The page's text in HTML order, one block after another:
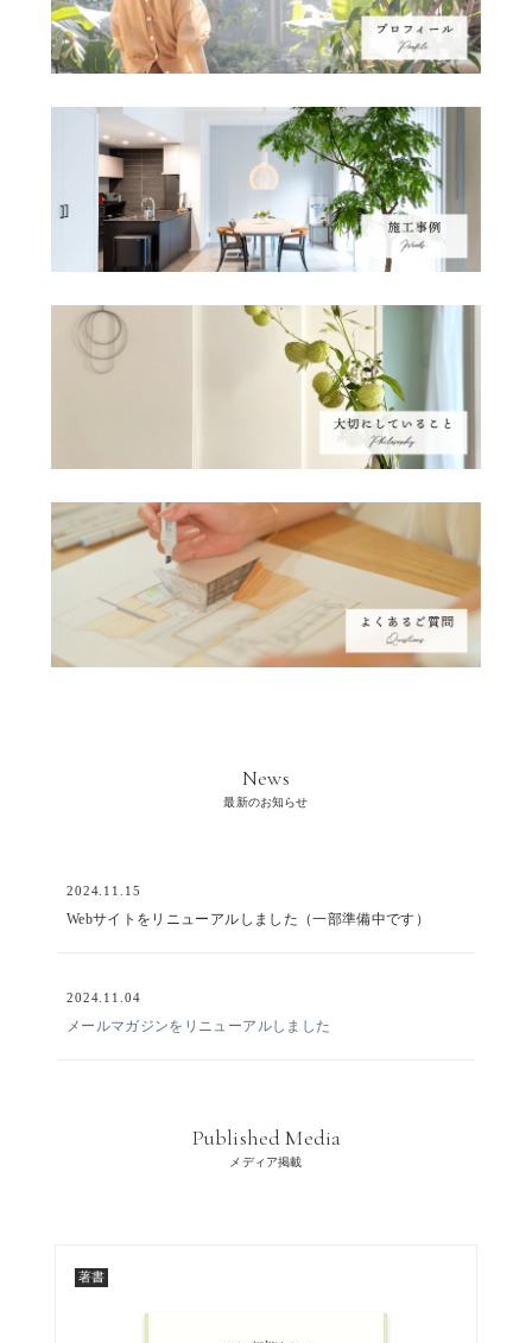
News
最新のお知らせ
2024.11.15
Webサイトをリニューアルしました（一部準備中です）
2024.11.04
メールマガジンをリニューアルしました
Published Media
メディア掲載
著書